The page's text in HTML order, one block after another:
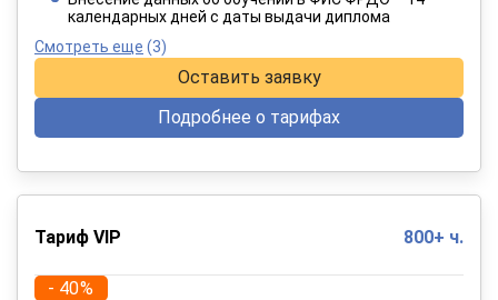
календарных дней с даты выдачи диплома
Смотреть еще (3)
Оставить заявку
Подробнее о тарифах
Тариф VIP 800+ ч.
- 40%